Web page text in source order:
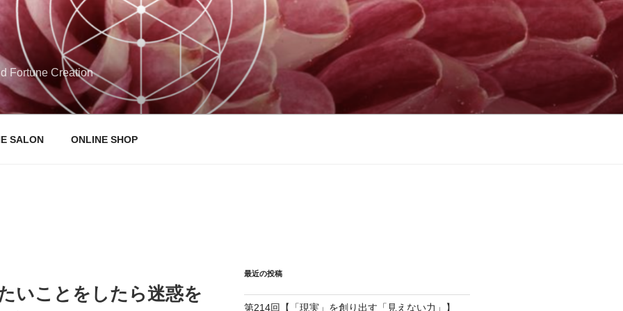
Fortune Creation
SALON ONLINE SHOP
いことをしたら迷惑を
最近の投稿
第214回【「現実」を創り出す「見えない力」】